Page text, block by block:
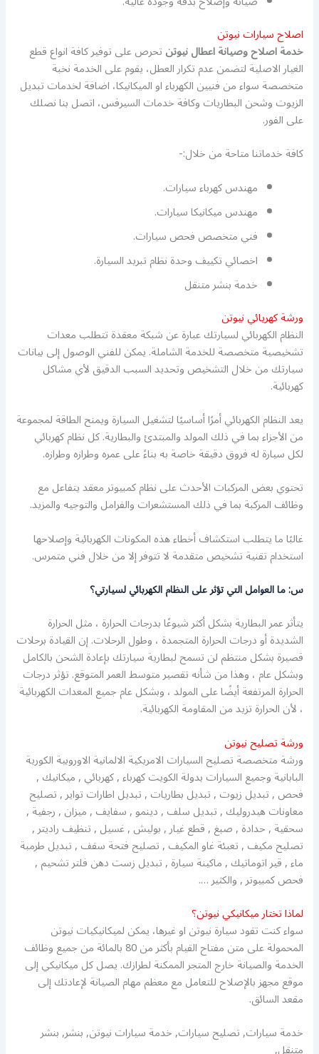
اصلاح سيارات نيوتن
خدمة اصلاح وصيانة اعطال نيوتنتحرص على توفير كافة انواع قطع
الغيار الاصلية لتضمن عدم تكرار العطل، يقوم على الخدمة نخبة
متخصصة سواء من فنيين الكهرباء او الميكانيكا، اضافة لخدمات تبديل
الزيوت وشحن البطاريات وكافة خدمات السيرفس، اتصل بنا نصلك
على الفور.
كافة خدماتنا متاحة من خلال:-
مهندس كهرباء سيارات.
مهندس ميكانيكا سيارات.
فني متخصص فحص سيارات.
اخصائي تكييف وحدة نظام تبريد السيارة.
خدمة بنشر متنقل
ورشة كهريائي نيوتن
النظام الكهربائي لسيارتك عبارة عن شبكة معقدة تتطلب معدات
تشخيصية متخصصة للخدمة الشاملة. يمكن للفني الوصول إلى بيانات
سيارتك من خلال التشخيص وتحديد السبب الدقيق لأي مشاكل
كهربائية.
يعد النظام الكهربائي أمرًا أساسيًا لتشغيل السيارة ويمنح الطاقة لمجموعة
من الأجزاء بما في ذلك المولد والمبتدئ والبطارية. كل نظام كهربائي
لكل سيارة له فروق دقيقة خاصة به بناءً على عمره وطرازه وطرازه.
تحتوي بعض المركبات الأحدث على نظام كمبيوتر معقد يتفاعل مع
وظائف المركبة بما في ذلك المستشعرات والفرامل والتوجيه والمزيد.
غالبًا ما يتطلب استكشاف أخطاء هذه المكونات الكهربائية وإصلاحها
استخدام تقنية تشخيص متقدمة لا تتوفر إلا من خلال فني متمرس.
س: ما العوامل التي تؤثر على النظام الكهربائي لسيارتي؟
يتأثر عمر البطارية بشكل أكثر شيوعًا بدرجات الحرارة ، مثل الحرارة
الشديدة أو درجات الحرارة المتجمدة ، وطول الرحلات. إن القيادة برحلات
قصيرة بشكل منتظم لن تسمح لبطارية سيارتك بإعادة الشحن بالكامل
وبشكل عام ، وهذا من شأنه تقصير متوسط ​​العمر المتوقع. تؤثر درجات
الحرارة المرتفعة أيضًا على المولد ، وبشكل عام جميع المعدات الكهربائية
، لأن الحرارة تزيد من المقاومة الكهربائية.
ورشة تصليح نيوتن
ورشة متخصصة تصليح السيارات الامريكية الالمانية الاوروبية الكورية
البابانية وجميع السيارات بدولة الكويت كهرباء , كهربائي , ميكانيك ,
فحص , تبديل زيوت , تبديل بطاريات , تبديل اطارات تواير , تصليح
معاونات هيدروليك , تبديل سلف , دينمو , سفايف , ميزان , رجفية ,
سحقية , حدادة , صبغ , قطع غيار , بوليش , غسيل , تنظيف راديتر ,
تصليح مكيف , تعبئة غاو المكيف , تصليح فتحة سقف , تبديل طرمبة
ماء , قير اتوماتيك , ماكينة سيارة , تبديل زست دهن فلتر تشحيم ,
فحص كمبيوتر , والكثير ….
لماذا تختار ميكانيكي نيوتن؟
سواء كنت تقود سيارة نيوتن او غيرها، يمكن لميكانيكيات نيوتن
المحمولة على متن مفتاح القيام بأكثر من 80 بالمائة من جميع وظائف
الخدمة والصيانة خارج المتجر الممكنة لطرازك. يصل كل ميكانيكي إلى
موقع مجهز بالإصلاح للتعامل مع معظم مهام الصيانة لإعادتك إلى
مقعد السائق.
خدمة سيارات, تصليح سيارات, خدمة سيارات نيوتن, بنشر, بنشر